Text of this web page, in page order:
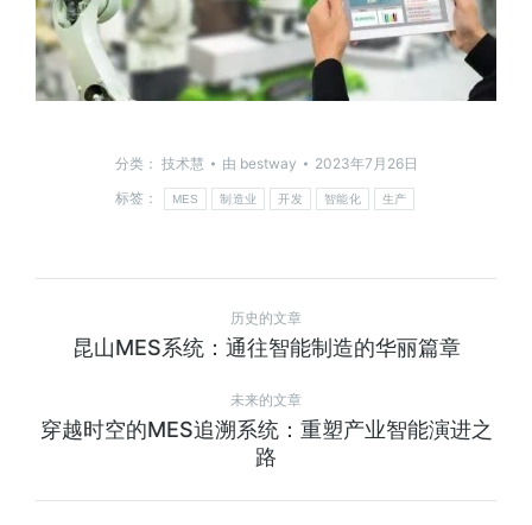
分类： 技术慧 由 bestway
2023年7月26日
标签：
MES 制造业 开发 智能化 生产
历史的文章
昆山MES系统：通往智能制造的华丽篇章
未来的文章
穿越时空的MES追溯系统：重塑产业智能演进之
路